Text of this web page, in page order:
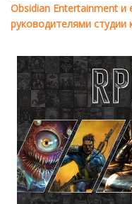
Obsidian Entertainment и
руководителями студии